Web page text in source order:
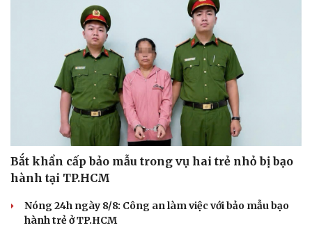
Bắt khẩn cấp bảo mẫu trong vụ hai trẻ nhỏ bị bạo
hành tại TP.HCM
Nóng 24h ngày 8/8: Công an làm việc với bảo mẫu bạo
hành trẻ ở TP.HCM